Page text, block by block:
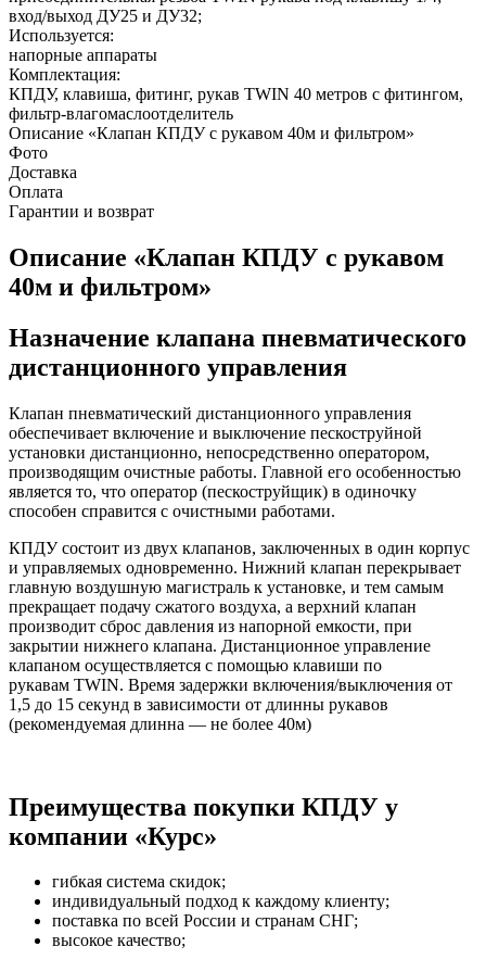
вход/выход ДУ25 и ДУ32;
Используется:
напорные аппараты
Комплектация:
КПДУ, клавиша, фитинг, рукав TWIN 40 метров с фитингом,
фильтр-влагомаслоотделитель
Описание «Клапан КПДУ с рукавом 40м и фильтром»
Фото
Доставка
Оплата
Гарантии и возврат
Описание «Клапан КПДУ с рукавом
40м и фильтром»
Назначение клапана пневматического
дистанционного управления
Клапан пневматический дистанционного управления
обеспечивает включение и выключение пескоструйной
установки дистанционно, непосредственно оператором,
производящим очистные работы. Главной его особенностью
является то, что оператор (пескоструйщик) в одиночку
способен справится с очистными работами.
КПДУ состоит из двух клапанов, заключенных в один корпус
и управляемых одновременно. Нижний клапан перекрывает
главную воздушную магистраль к установке, и тем самым
прекращает подачу сжатого воздуха, а верхний клапан
производит сброс давления из напорной емкости, при
закрытии нижнего клапана. Дистанционное управление
клапаном осуществляется с помощью клавиши по
рукавам TWIN. Время задержки включения/выключения от
1,5 до 15 секунд в зависимости от длинны рукавов
(рекомендуемая длинна — не более 40м)
Преимущества покупки КПДУ у
компании «Курс»
гибкая система скидок;
индивидуальный подход к каждому клиенту;
поставка по всей России и странам СНГ;
высокое качество;